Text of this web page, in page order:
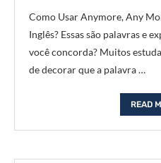
Como Usar Anymore, Any
Inglês? Essas são palavras e
você concorda? Muitos
de decorar que a palavra …
READ